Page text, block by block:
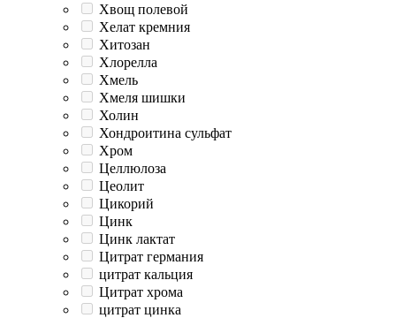
Хвощ полевой
Хелат кремния
Хитозан
Хлорелла
Хмель
Хмеля шишки
Холин
Хондроитина сульфат
Хром
Целлюлоза
Цеолит
Цикорий
Цинк
Цинк лактат
Цитрат германия
цитрат кальция
Цитрат хрома
цитрат цинка